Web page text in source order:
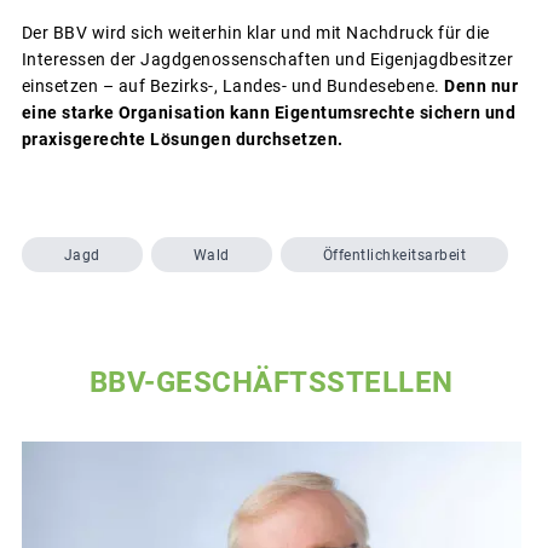
Der BBV wird sich weiterhin klar und mit Nachdruck für die
Interessen der Jagdgenossenschaften und Eigenjagdbesitzer
einsetzen – auf Bezirks-, Landes- und Bundesebene. Denn nur
eine starke Organisation kann Eigentumsrechte sichern und
praxisgerechte Lösungen durchsetzen.
Jagd Wald Öffentlichkeitsarbeit
BBV-GESCHÄFTSSTELLEN